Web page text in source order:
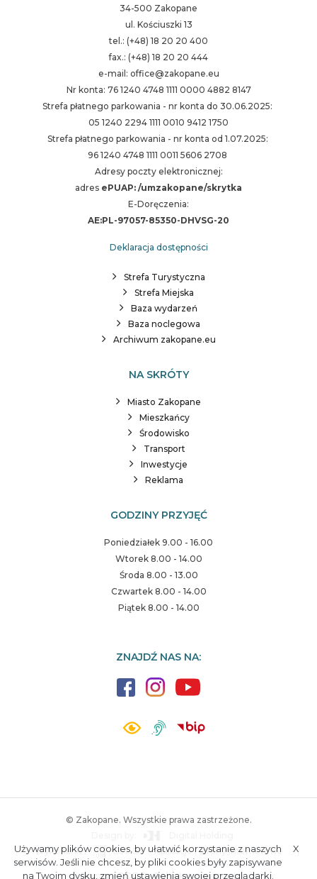
34-500 Zakopane
ul. Kościuszki 13
tel.: (+48) 18 20 20 400
fax.: (+48) 18 20 20 444
e-mail: office@zakopane.eu
Nr konta: 76 1240 4748 1111 0000 4882 8147
Strefa płatnego parkowania - nr konta do 30.06.2025:
05 1240 2294 1111 0010 9412 1750
Strefa płatnego parkowania - nr konta od 1.07.2025:
96 1240 4748 1111 0011 5606 2708
Adresy poczty elektronicznej:
adres ePUAP: /umzakopane/skrytka
E-Doręczenia:
AE:PL-97057-85350-DHVSG-20
Deklaracja dostępności
Strefa Turystyczna
Strefa Miejska
Baza wydarzeń
Baza noclegowa
Archiwum zakopane.eu
NA SKRÓTY
Miasto Zakopane
Mieszkańcy
Środowisko
Transport
Inwestycje
Reklama
GODZINY PRZYJĘĆ
Poniedziałek 9.00 - 16.00
Wtorek 8.00 - 14.00
Środa 8.00 - 13.00
Czwartek 8.00 - 14.00
Piątek 8.00 - 14.00
ZNAJDŹ NAS NA:
© Zakopane. Wszystkie prawa zastrzeżone.
Wykonanie:
ESC SA - Aplikacje i strony internetowe
Poczta RODO Polityka prywatności
Używamy plików cookies, by ułatwić korzystanie z naszych
serwisów. Jeśli nie chcesz, by pliki cookies były zapisywane
na Twoim dysku, zmień ustawienia swojej przeglądarki.
X